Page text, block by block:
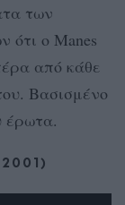
των
ότι ο Manes
από κάθε
Βασισμένο
έρωτα.